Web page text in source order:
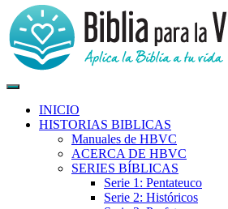
INICIO
HISTORIAS BIBLICAS
Manuales de HBVC
ACERCA DE HBVC
SERIES BÍBLICAS
Serie 1: Pentateuco
Serie 2: Históricos